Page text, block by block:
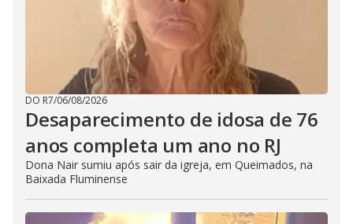
DO R7/06/08/2026
Desaparecimento de idosa de 76
anos completa um ano no RJ
Dona Nair sumiu após sair da igreja, em Queimados, na
Baixada Fluminense